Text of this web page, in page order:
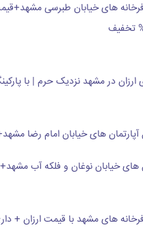
های خیابان طبرسی
های خیابان امام رضا مشهد+تا 90%
خیابان نوغان و فلکه آب مشهد+50% تخفیف